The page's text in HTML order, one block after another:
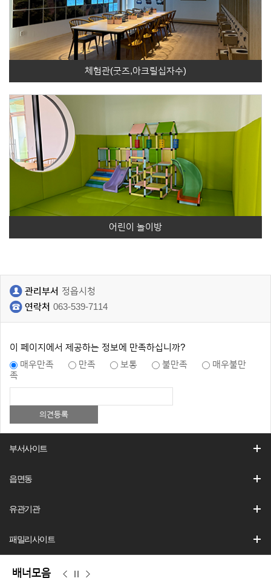
체험관(굿즈,아크릴십자수)
어린이 놀이방
관리부서 정읍시청
연락처 063-539-7114
이 페이지에서 제공하는 정보에 만족하십니까?
매우만족
만족 보통 불만족
매우불만
족
부서사이트
읍면동
유관기관
패밀리사이트
배너모음